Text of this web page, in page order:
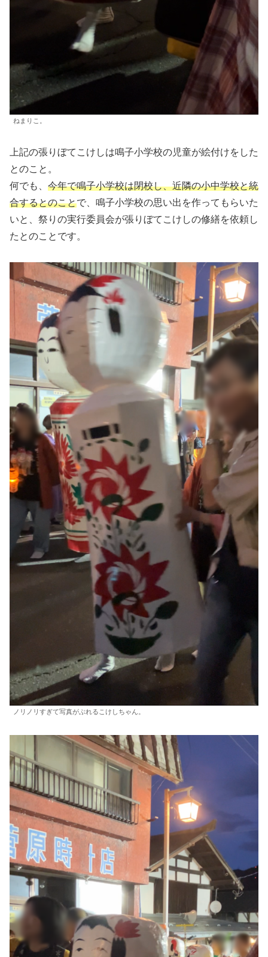
ねまりこ。
上記の張りぼてこけしは鳴子小学校の児童が絵付けをした
とのこと。
何でも、 今年で鳴子小学校は閉校し、近隣の小中学校と統
合するとのことで、鳴子小学校の思い出を作ってもらいた
いと、祭りの実行委員会が張りぼてこけしの修繕を依頼し
たとのことです。
ノリノリすぎて写真がぶれるこけしちゃん。